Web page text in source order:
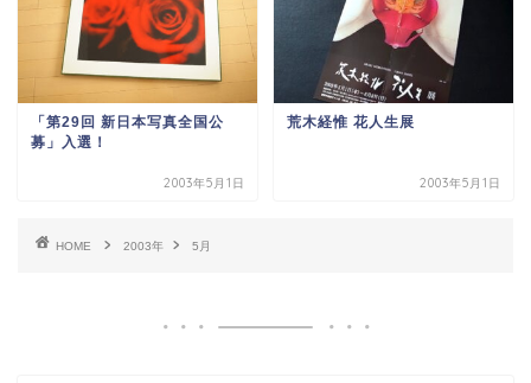
「第29回 新日本写真全国公
募」入選！
2003年5月1日
荒木経惟 花人生展
2003年5月1日
HOME 2003年 5月